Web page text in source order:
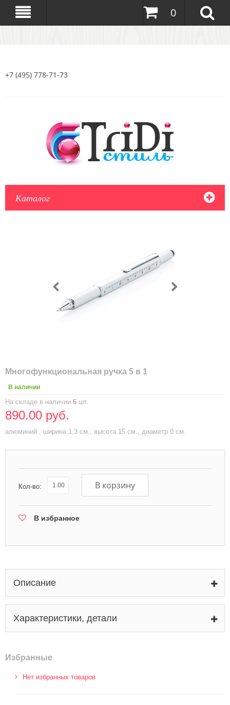
0
+7 (495) 778-71-73
Каталог
Многофункциональная ручка 5 в 1
В наличии
На складе в наличии 6 шт.
890.00 руб.
алюминий , ширина 1,3 см., высота 15 см., диаметр 0 см.
Кол-во: В корзину
В избранное
Описание
Характеристики, детали
Избранные
Нет избранных товаров